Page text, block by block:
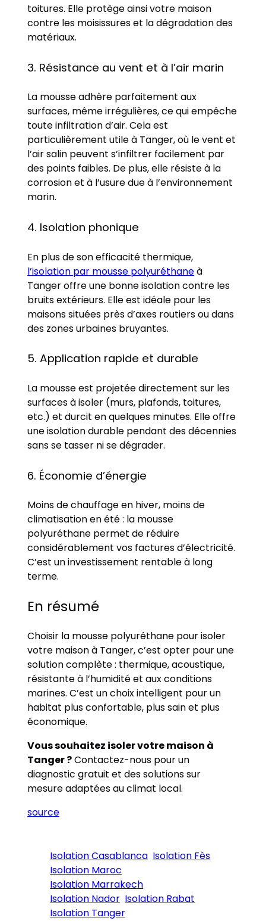
toitures. Elle protège ainsi votre maison
contre les moisissures et la dégradation des
matériaux.
3. Résistance au vent et à l’air marin
La mousse adhère parfaitement aux
surfaces, même irrégulières, ce qui empêche
toute infiltration d’air. Cela est
particulièrement utile à Tanger, où le vent et
l’air salin peuvent s’infiltrer facilement par
des points faibles. De plus, elle résiste à la
corrosion et à l’usure due à l’environnement
marin.
4. Isolation phonique
En plus de son efficacité thermique,
l’isolation par mousse polyuréthaneà
Tanger offre une bonne isolation contre les
bruits extérieurs. Elle est idéale pour les
maisons situées près d’axes routiers ou dans
des zones urbaines bruyantes.
5. Application rapide et durable
La mousse est projetée directement sur les
surfaces à isoler (murs, plafonds, toitures,
etc.) et durcit en quelques minutes. Elle offre
une isolation durable pendant des décennies
sans se tasser ni se dégrader.
6. Économie d’énergie
Moins de chauffage en hiver, moins de
climatisation en été : la mousse
polyuréthane permet de réduire
considérablement vos factures d’électricité.
C’est un investissement rentable à long
terme.
En résumé
Choisir la mousse polyuréthane pour isoler
votre maison à Tanger, c’est opter pour une
solution complète : thermique, acoustique,
résistante à l’humidité et aux conditions
marines. C’est un choix intelligent pour un
habitat plus confortable, plus sain et plus
économique.
Vous souhaitez isoler votre maison à
Tanger ?Contactez-nous pour un
diagnostic gratuit et des solutions sur
mesure adaptées au climat local.
source
Isolation Casablanca Isolation Fès
Isolation Maroc
Isolation Marrakech
Isolation Nador Isolation Rabat
Isolation Tanger